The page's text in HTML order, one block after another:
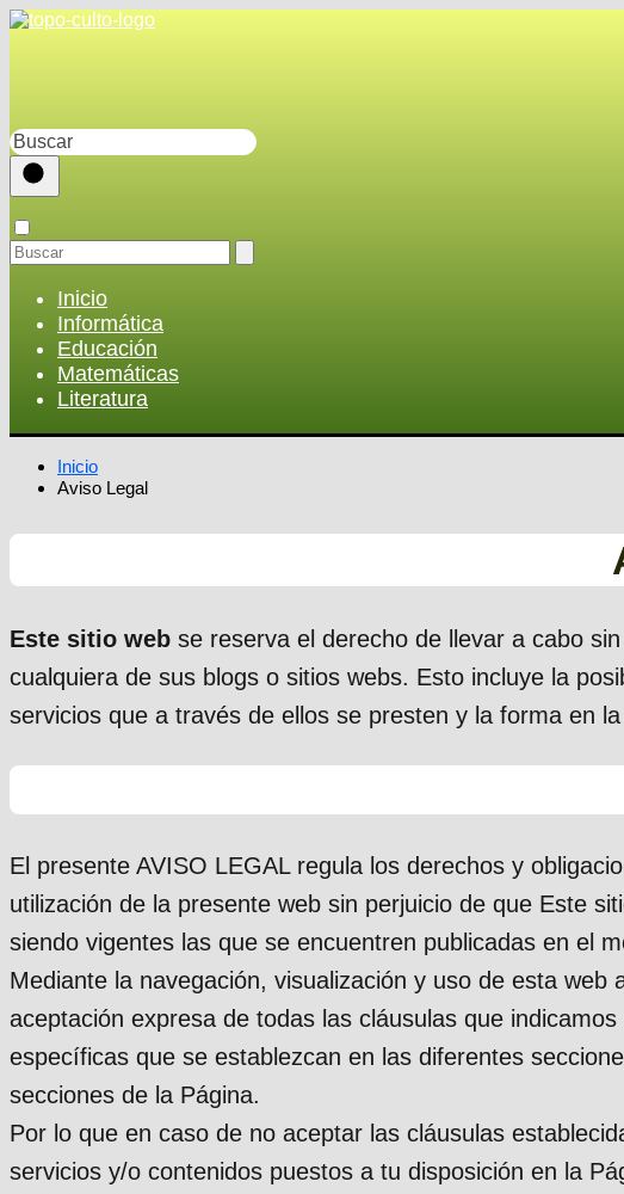
Inicio
Informática
Educación
Matemáticas
Literatura
Inicio
Aviso Legal
Este sitio web se reserva el derecho de llevar a cabo
cualquiera de sus blogs o sitios webs. Esto incluye la
servicios que a través de ellos se presten y la forma en
El presente AVISO LEGAL regula los derechos y
utilización de la presente web sin perjuicio de que Este
siendo vigentes las que se encuentren publicadas en el
Mediante la navegación, visualización y uso de esta
aceptación expresa de todas las cláusulas que
específicas que se establezcan en las diferentes
secciones de la Página.
Por lo que en caso de no aceptar las cláusulas
servicios y/o contenidos puestos a tu disposición en la